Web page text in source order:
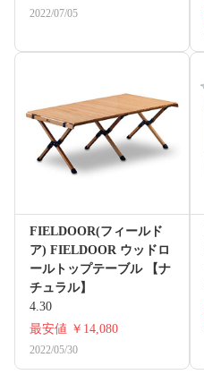
2022/07/05
FIELDOOR(フィールド
ア) FIELDOOR ウッドロ
ールトップテーブル 【ナ
チュラル】
4.30
最安値 ￥14,080
2022/05/30